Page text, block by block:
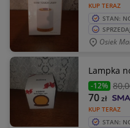
KUP TERAZ
STAN:
Osiek
Lampka
-12% 80
KUP TERAZ
70zł
STAN: